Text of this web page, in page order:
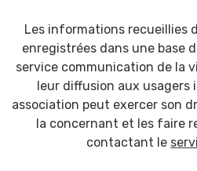
Les informations recueillies
enregistrées dans une base
service communication de la
leur diffusion aux usagers
association peut exercer son
la concernant et les faire
contactant le